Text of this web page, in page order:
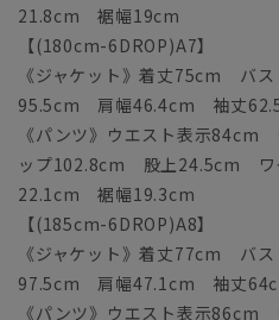
21.8cm 裾幅19cm
【(180cm-6DROP)A7】
《ジャケット》着丈75cm バ
95.5cm 肩幅46.4cm 袖丈
《パンツ》ウエスト表示
ップ102.8cm 股上24.5cm
22.1cm 裾幅19.3cm
【(185cm-6DROP)A8】
《ジャケット》着丈77cm バ
97.5cm 肩幅47.1cm 袖丈
《パンツ》ウエスト表示